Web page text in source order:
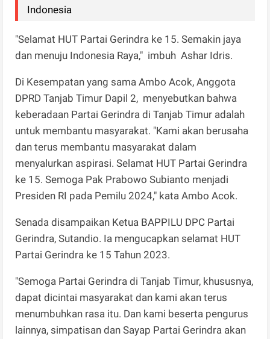
Indonesia
"Selamat HUT Partai Gerindra ke 15. Semakin jaya
dan menuju Indonesia Raya," imbuh Ashar Idris.
Di Kesempatan yang sama Ambo Acok, Anggota
DPRD Tanjab Timur Dapil 2, menyebutkan bahwa
keberadaan Partai Gerindra di Tanjab Timur adalah
untuk membantu masyarakat. "Kami akan berusaha
dan terus membantu masyarakat dalam
menyalurkan aspirasi. Selamat HUT Partai Gerindra
ke 15. Semoga Pak Prabowo Subianto menjadi
Presiden RI pada Pemilu 2024," kata Ambo Acok.
Senada disampaikan Ketua BAPPILU DPC Partai
Gerindra, Sutandio. Ia mengucapkan selamat HUT
Partai Gerindra ke 15 Tahun 2023.
"Semoga Partai Gerindra di Tanjab Timur, khususnya,
dapat dicintai masyarakat dan kami akan terus
menumbuhkan rasa itu. Dan kami beserta pengurus
lainnya, simpatisan dan Sayap Partai Gerindra akan